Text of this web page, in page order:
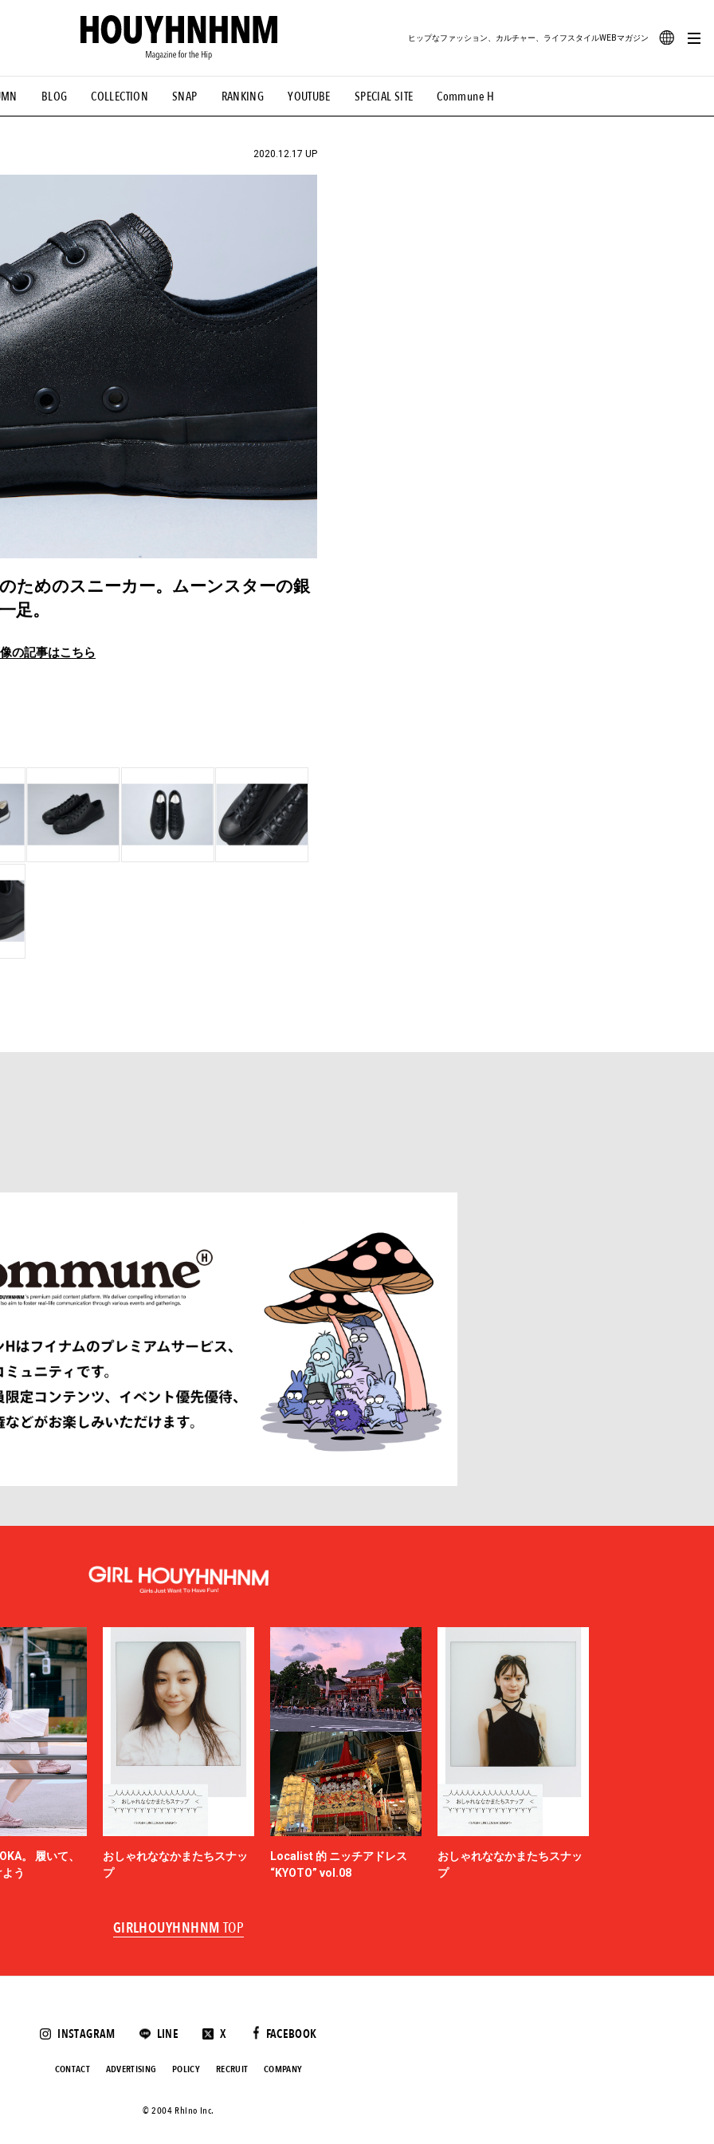
BLOG COLLECTION SNAP RANKING YOUTUBE SPECIAL SITE Commune H
ヒップなファッション、カルチャー、ライフスタイルWEBマガジン
#古着サミット #NEW VINTAGE #マイナーグッド図鑑 #路地裏てぃーん。 #MONTHLY JOURNAL
#FOCUS IT #AH.H #ととけん #FASHION #MUSIC #MOVIE #LIFESTYLE #SNEAKER #OUTDOOR
2020.12.17 UP
ためのスニーカー。ムーンスターの銀
足。
の記事はこちら
。 履いて、
う
おしゃれななかまたちスナッ
プ
Localist 的 ニッチアドレス
“KYOTO” vol.08
おしゃれななかまたちスナッ
プ
GIRLHOUYHNHNM TOP
INSTAGRAM LINE X FACEBOOK
CONTACT ADVERTISING POLICY RECRUIT COMPANY
©️ 2004 Rhino Inc.